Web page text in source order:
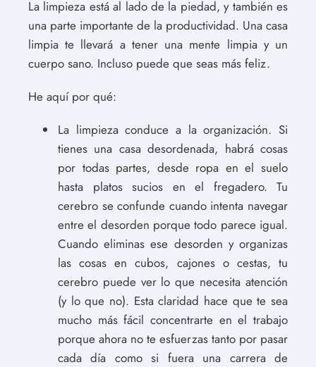
La limpieza está al lado de la piedad, y también es
una parte importante de la productividad. Una casa
limpia te llevará a tener una mente limpia y un
cuerpo sano. Incluso puede que seas más feliz.
He aquí por qué:
La limpieza conduce a la organización. Si
tienes una casa desordenada, habrá cosas
por todas partes, desde ropa en el suelo
hasta platos sucios en el fregadero. Tu
cerebro se confunde cuando intenta navegar
entre el desorden porque todo parece igual.
Cuando eliminas ese desorden y organizas
las cosas en cubos, cajones o cestas, tu
cerebro puede ver lo que necesita atención
(y lo que no). Esta claridad hace que te sea
mucho más fácil concentrarte en el trabajo
porque ahora no te esfuerzas tanto por pasar
cada día como si fuera una carrera de